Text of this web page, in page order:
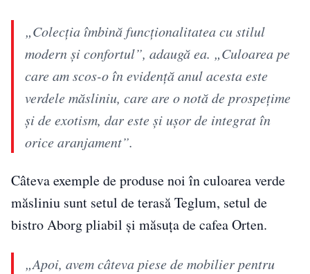
„Colecția îmbină funcționalitatea cu stilul
modern și confortul”, adaugă ea. „Culoarea pe
care am scos-o în evidență anul acesta este
verdele măsliniu, care are o notă de prospețime
și de exotism, dar este și ușor de integrat în
orice aranjament”.
Câteva exemple de produse noi în culoarea verde
măsliniu sunt setul de terasă Teglum, setul de
bistro Aborg pliabil și măsuța de cafea Orten.
„Apoi, avem câteva piese de mobilier pentru